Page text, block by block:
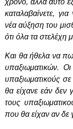
χρόνο, αλλά αυτό
καταλαβαίνετε,
νέα αύξηση του
ότι όλα τα στελέχη
Και θα ήθελα να
υπαξιωματικών.
υπαξιωματικούς
θα είχανε εάν δεν
τους
που θα είχαν αν δε